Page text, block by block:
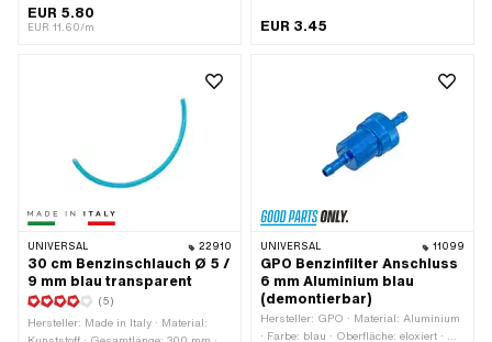
Ø innen: 6.8 mm · Ø aussen: 13.8 mm
EUR 5.80
EUR 11.60/m EUR 3.45
UNIVERSAL 22910
30 cm Benzinschlauch Ø 5 /
9 mm blau transparent
(5)
Hersteller: Made in Italy · Material:
UNIVERSAL 11099
GPO Benzinfilter Anschluss
6 mm Aluminium blau
(demontierbar)
Hersteller: GPO · Material: Aluminium
· Farbe: blau · Oberfläche: eloxiert · Ø